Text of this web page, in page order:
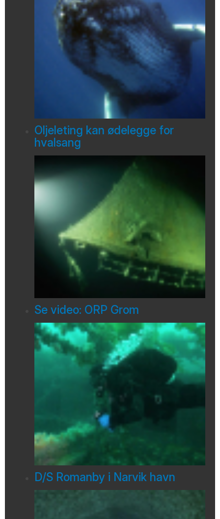
Oljeleting kan ødelegge for
hvalsang
Se video: ORP Grom
D/S Romanby i Narvik havn